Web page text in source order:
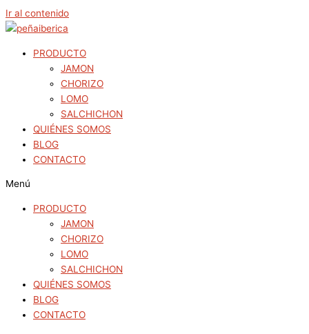
Ir al contenido
PRODUCTO
JAMON
CHORIZO
LOMO
SALCHICHON
QUIÉNES SOMOS
BLOG
CONTACTO
Menú
PRODUCTO
JAMON
CHORIZO
LOMO
SALCHICHON
QUIÉNES SOMOS
BLOG
CONTACTO